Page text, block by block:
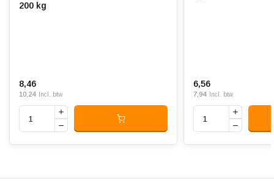
200 kg
8,46
10,24 Incl. btw
6,56
7,94 Incl. btw